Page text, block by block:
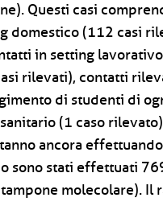
Questi casi
domestico (112 casi
in setting
rilevati), contatti
di studenti di
(1 caso
ancora
sono stati effettuati
molecolare).